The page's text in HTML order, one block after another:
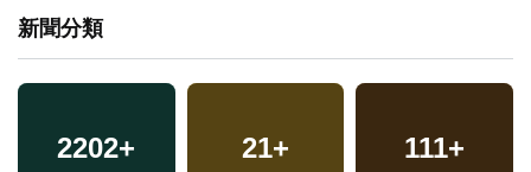
新聞分類
2202+ 21+ 111+